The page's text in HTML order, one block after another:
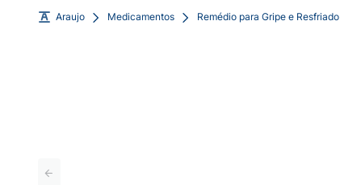
Araujo Medicamentos Remédio para Gripe e Resfriado